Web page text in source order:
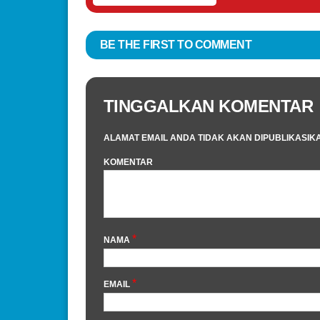
BE THE FIRST TO COMMENT
TINGGALKAN KOMENTAR
ALAMAT EMAIL ANDA TIDAK AKAN
KOMENTAR
NAMA *
EMAIL *